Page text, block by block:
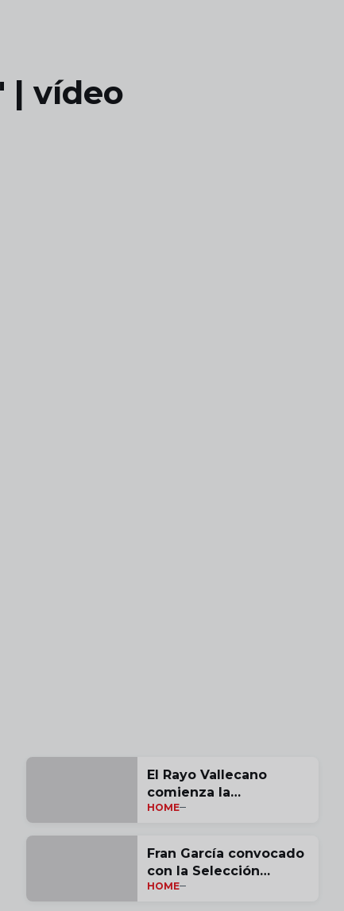
| vídeo
El Rayo Vallecano
comienza la
pretemporada
HOME
Fran García convocado
con la Selección
Española
HOME